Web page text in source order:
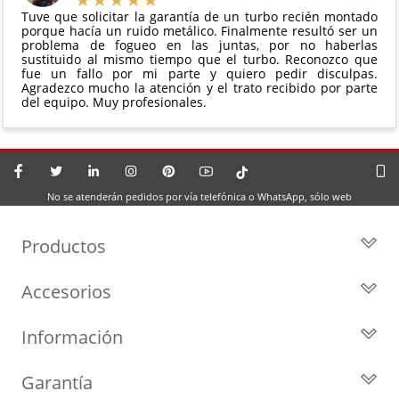
Tuve que solicitar la garantía de un turbo recién montado
porque hacía un ruido metálico. Finalmente resultó ser un
problema de fogueo en las juntas, por no haberlas
sustituido al mismo tiempo que el turbo. Reconozco que
fue un fallo por mi parte y quiero pedir disculpas.
Agradezco mucho la atención y el trato recibido por parte
del equipo. Muy profesionales.
No se atenderán pedidos por vía telefónica o WhatsApp, sólo web
Productos
Turbos por Marca
Cartuchos
Accesorios
Geometrías
Información
Privacidad y Aviso Legal
Garantía